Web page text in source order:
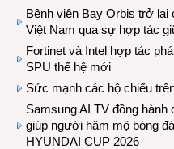
Bệnh viện Bay Orbis trở
Việt Nam qua sự hợp tác
Fortinet và Intel hợp tác
SPU thế hệ mới
Sức mạnh các hộ chiếu
Samsung AI TV đồng
giúp người hâm mộ bóng
HYUNDAI CUP 2026